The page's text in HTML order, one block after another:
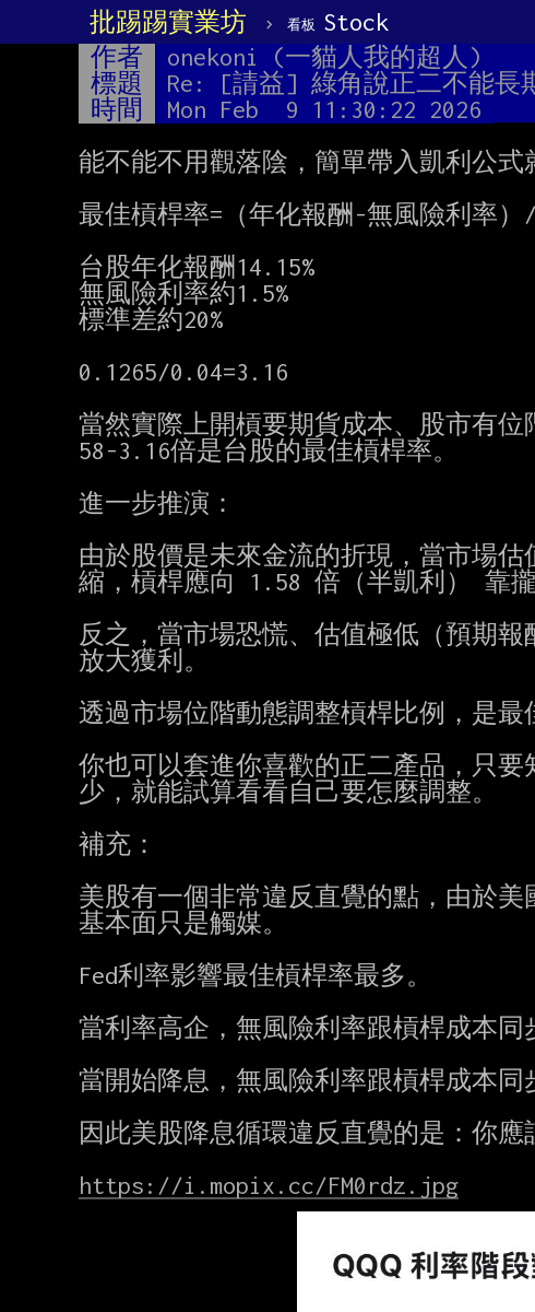
批踢踢實業坊 › 看板 Stock
作者 onekoni (一貓人我的超人)
標題
Re: [請益] 綠角說正二不能長
時間
Mon Feb  9 11:30:22 2026
能不能不用觀落陰，簡單帶入凱利公式
最佳槓桿率=（年化報酬-無風險利率
台股年化報酬14.15%
無風險利率約1.5%
標準差約20%
0.1265/0.04=3.16
當然實際上開槓要期貨成本、股市有
58-3.16倍是台股的最佳槓桿率。
進一步推演：
由於股價是未來金流的折現，當市場
縮，槓桿應向 1.58 倍（半凱利） 靠攏
反之，當市場恐慌、估值極低（預期
放大獲利。
透過市場位階動態調整槓桿比例，是最
你也可以套進你喜歡的正二產品，只
少，就能試算看看自己要怎麼調整。
補充：
美股有一個非常違反直覺的點，由於
基本面只是觸媒。
Fed利率影響最佳槓桿率最多。
當利率高企，無風險利率跟槓桿成本同
當開始降息，無風險利率跟槓桿成本同
因此美股降息循環違反直覺的是：你應
https://i.mopix.cc/FM0rdz.jpg